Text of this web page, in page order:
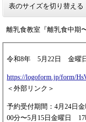
表のサイズを切り替える
離乳食教室『離乳食中期
令和8年 5月22日 金曜
https://logoform.jp/form/
＜外部リンク＞
予約受付期間：4月24日
00分〜5月15日金曜日 17